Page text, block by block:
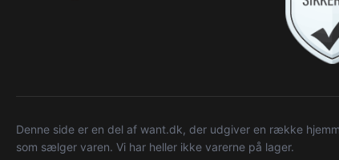
Denne side er en del af want.dk, der udgiver en række
som sælger varen. Vi har heller ikke varerne på lager.